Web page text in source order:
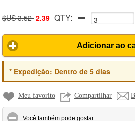
$US 3.52 2.39 QTY:
Adicionar ao
*Expedição: Dentro de 5 dias
Meu favorito Compartilhar
Você também pode gostar